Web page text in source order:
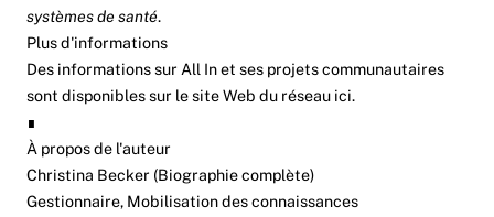
systèmes de santé.
Plus d'informations
Des informations sur All In et ses projets communautaires
sont disponibles sur le site Web du réseau ici.
∎
À propos de l'auteur
Christina Becker (Biographie complète)
Gestionnaire, Mobilisation des connaissances